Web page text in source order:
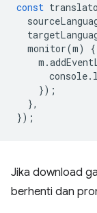
const
monitor(m)
{
m .
console.
});
},
});
Jika download
berhenti dan